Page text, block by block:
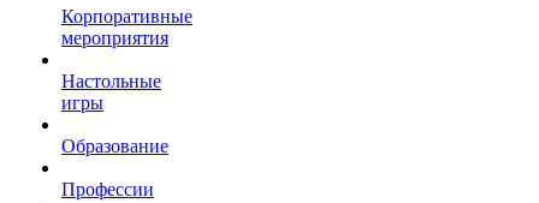
Корпоративные
мероприятия
Настольные
игры
Образование
Профессии